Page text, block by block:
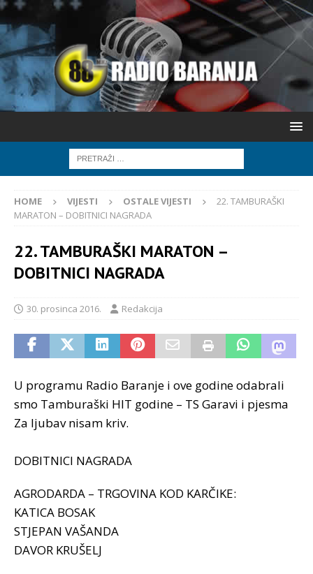
HOME VIJESTI OSTALE VIJESTI
22. TAMBURAŠKI
MARATON – DOBITNICI NAGRADA
22. TAMBURAŠKI MARATON –
DOBITNICI NAGRADA
30. prosinca 2016. Redakcija
U programu Radio Baranje i ove godine odabrali
smo Tamburaški HIT godine – TS Garavi i pjesma
Za ljubav nisam kriv.
DOBITNICI NAGRADA
AGRODARDA – TRGOVINA KOD KARČIKE:
KATICA BOSAK
STJEPAN VAŠANDA
DAVOR KRUŠELJ